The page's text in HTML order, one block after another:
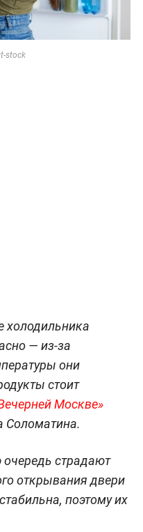
stock
холодильника
— из-за
они
стоит
Москве»
Соломатина.
страдают
открывания двери
поэтому их